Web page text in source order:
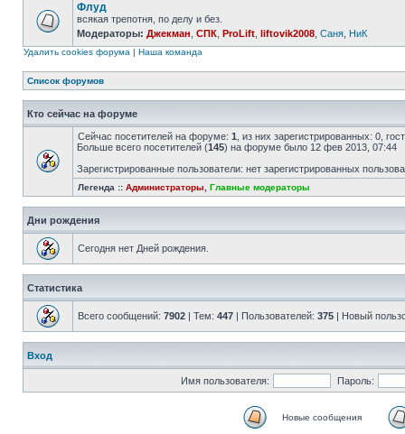
Флуд
всякая трепотня, по делу и без.
Модераторы: Джекман СПК ProLift liftovik2008 Саня НиК
Удалить cookies форума | Наша команда
Список форумов
Кто сейчас на форуме
Сейчас посетителей на форуме: 1 , из них зарегистрированных: 0,
Больше всего посетителей (145) на форуме было 12 фев 2013, 07:44
Зарегистрированные пользователи: нет зарегистрированных
Легенда :: Администраторы Главные модераторы
Дни рождения
Сегодня нет Дней рождения.
Статистика
Всего сообщений: 7902 | Тем: 447 | Пользователей: 375 | Новый
Вход
Имя пользователя: Пароль:
Новые сообщения